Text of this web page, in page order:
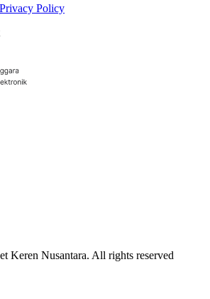
Privacy Policy
Keren Nusantara. All rights reserved